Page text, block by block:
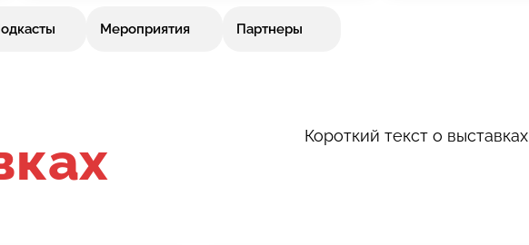
Мероприятия Партнеры
Короткий текст о выставках